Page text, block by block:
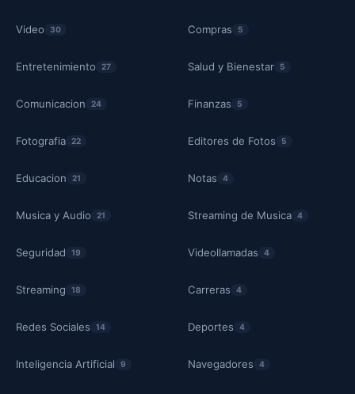
Video 30
Entretenimiento 27
Comunicacion 24
Fotografia 22
Educacion 21
Musica y Audio 21
Seguridad 19
Streaming 18
Redes Sociales 14
Inteligencia Artificial 9
Compras 5
Salud y Bienestar 5
Finanzas 5
Editores de Fotos 5
Notas 4
Streaming de Musica 4
Videollamadas 4
Carreras 4
Deportes 4
Navegadores 4